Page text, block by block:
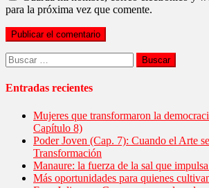
para la próxima vez que comente.
Buscar:
Entradas recientes
Mujeres que transformaron la
Capítulo 8)
Poder Joven (Cap. 7): Cuando el Arte
Transformación
Manaure: la fuerza de la sal que
Más oportunidades para quienes